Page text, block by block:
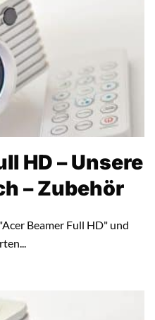
HD – Unsere
– Zubehör
Beamer Full HD" und